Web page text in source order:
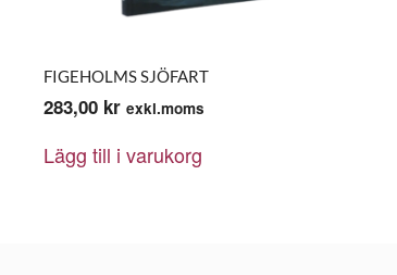
FIGEHOLMS SJÖFART
283,00 kr exkl.moms
Lägg till i varukorg